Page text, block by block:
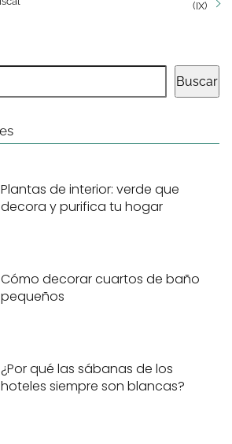
(IX)
Buscar
Plantas de interior: verde que
decora y purifica tu hogar
Cómo decorar cuartos de baño
pequeños
¿Por qué las sábanas de los
hoteles siempre son blancas?